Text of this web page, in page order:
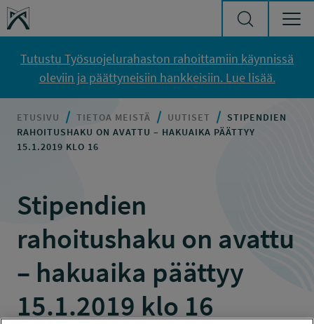
Siirry sisältöön
Työsuojelurahasto
Tutustu Työsuojelurahaston rahoittamiin käynnissä
oleviin ja päättyneisiin hankkeisiin. Lue lisää.
ETUSIVU TIETOA MEISTÄ UUTISET
STIPENDIEN
RAHOITUSHAKU ON AVATTU – HAKUAIKA PÄÄTTYY
15.1.2019 KLO 16
Stipendien
rahoitushaku on avattu
– hakuaika päättyy
15.1.2019 klo 16